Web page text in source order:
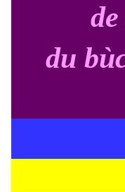
du